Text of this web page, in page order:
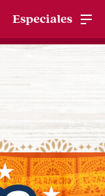
Especiales